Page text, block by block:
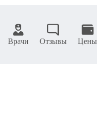
Врачи Отзывы Цены